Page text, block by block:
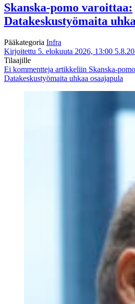
Skanska-pomo varoittaa:
Datakeskustyömaita
Pääkategoria Infra
Kirjoitettu 5. elokuuta 2026, 13:00
Tilaajille
Ei kommentteja artikkeliin Skanska-
Datakeskustyömaita uhkaa osaajapula